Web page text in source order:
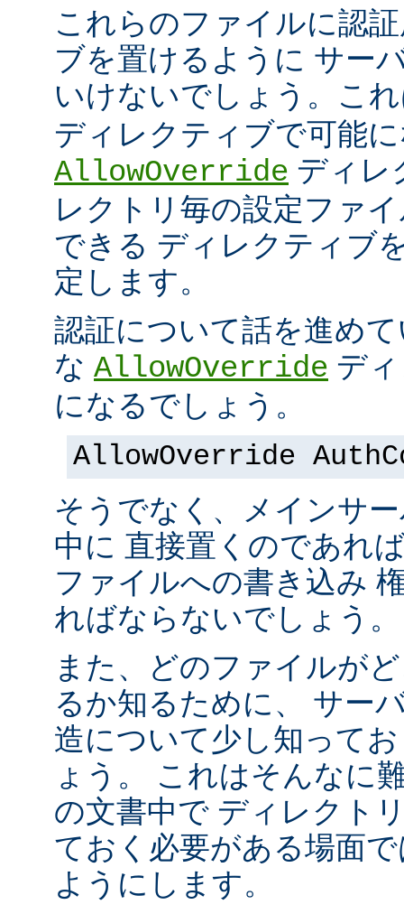
これらのファイルに認
ブを置けるように サー
いけないでしょう。こ
ディレクティブで可能
AllowOverride ディレ
レクトリ毎の設定ファ
できる ディレクティブ
定します。
認証について話を進め
な AllowOverride デ
になるでしょう。
AllowOverride
そうでなく、メインサ
中に 直接置くのであれ
ファイルへの書き込み
ればならないでしょう。
また、どのファイルが
るか知るために、 サー
造について少し知って
ょう。 これはそんなに
の文書中で ディレクト
ておく必要がある場面
ようにします。